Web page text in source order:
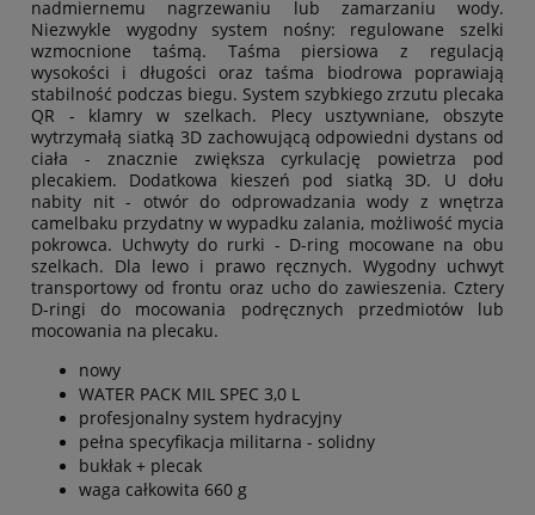
nadmiernemu nagrzewaniu lub zamarzaniu wody.
Niezwykle wygodny system nośny: regulowane szelki
wzmocnione taśmą. Taśma piersiowa z regulacją
wysokości i długości oraz taśma biodrowa poprawiają
stabilność podczas biegu. System szybkiego zrzutu plecaka
QR - klamry w szelkach. Plecy usztywniane, obszyte
wytrzymałą siatką 3D zachowującą odpowiedni dystans od
ciała - znacznie zwiększa cyrkulację powietrza pod
plecakiem. Dodatkowa kieszeń pod siatką 3D. U dołu
nabity nit - otwór do odprowadzania wody z wnętrza
camelbaku przydatny w wypadku zalania, możliwość mycia
pokrowca. Uchwyty do rurki - D-ring mocowane na obu
szelkach. Dla lewo i prawo ręcznych. Wygodny uchwyt
transportowy od frontu oraz ucho do zawieszenia. Cztery
D-ringi do mocowania podręcznych przedmiotów lub
mocowania na plecaku.
nowy
WATER PACK MIL SPEC 3,0 L
profesjonalny system hydracyjny
pełna specyfikacja militarna - solidny
bukłak + plecak
waga całkowita 660 g